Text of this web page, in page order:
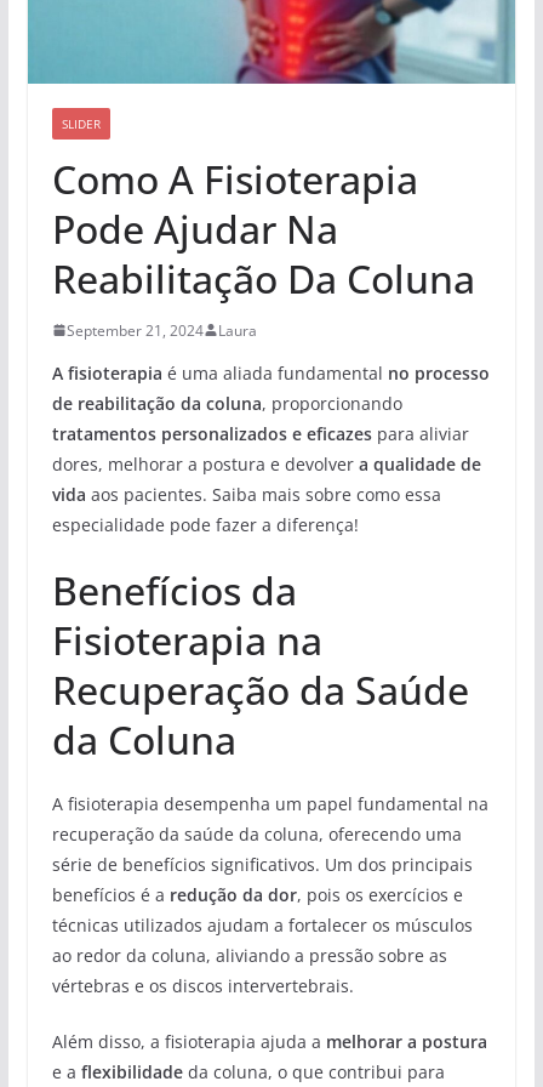
SLIDER
Como A Fisioterapia
Pode Ajudar Na
Reabilitação Da Coluna
September 21, 2024 Laura
A fisioterapia é uma aliada fundamental no processo
de reabilitação da coluna, proporcionando
tratamentos personalizados e eficazespara aliviar
dores, melhorar a postura e devolver a qualidade de
vida aos pacientes. Saiba mais sobre como essa
especialidade pode fazer a diferença!
Benefícios da
Fisioterapia na
Recuperação da Saúde
da Coluna
A fisioterapia desempenha um papel fundamental na
recuperação da saúde da coluna, oferecendo uma
série de benefícios significativos. Um dos principais
benefícios é a redução da dor, pois os exercícios e
técnicas utilizados ajudam a fortalecer os músculos
ao redor da coluna, aliviando a pressão sobre as
vértebras e os discos intervertebrais.
Além disso, a fisioterapia ajuda a melhorar a postura
e a flexibilidadeda coluna, o que contribui para